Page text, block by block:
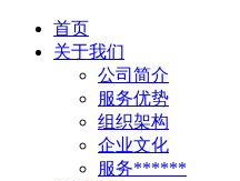
首页
关于我们
公司简介
服务优势
组织架构
企业文化
服务******